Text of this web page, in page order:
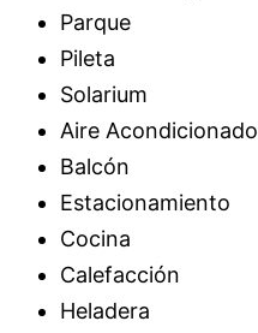
Parque
Pileta
Solarium
Aire Acondicionado
Balcón
Estacionamiento
Cocina
Calefacción
Heladera